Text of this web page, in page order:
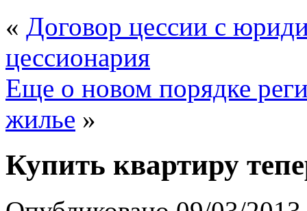
« Договор цессии с
цессионария
Еще о новом порядке
жилье »
Купить квартиру